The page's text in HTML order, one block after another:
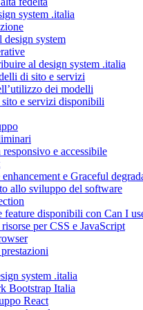
system .italia
system
al design system .italia
di sito e servizi
dei modelli
e servizi disponibili
e accessibile
e Graceful
allo sviluppo del software
feature disponibili con Can I
per CSS e JavaScript
system .italia
Bootstrap Italia
React